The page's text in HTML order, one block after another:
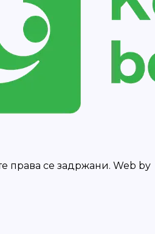
права се задржани. Web by